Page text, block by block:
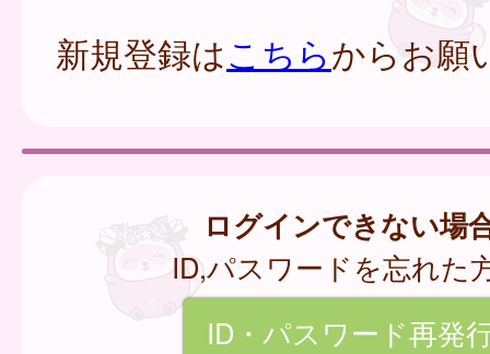
新規登録はこちらからお願
ログインできない場
ID,パスワードを忘れた
ID・パスワード再発